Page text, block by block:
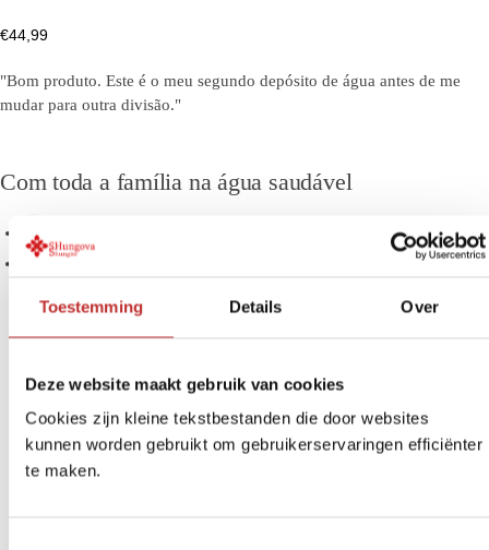
Toestemming Details Over
Deze website maakt gebruik van cookies
Cookies zijn kleine tekstbestanden die door websites
kunnen worden gebruikt om gebruikerservaringen efficiënter
te maken.
€44,99
"Bom produto. Este é o meu segundo depósito de água antes de me
mudar para outra divisão."
Com toda a família na água saudável
Design bonito para a sua cozinha